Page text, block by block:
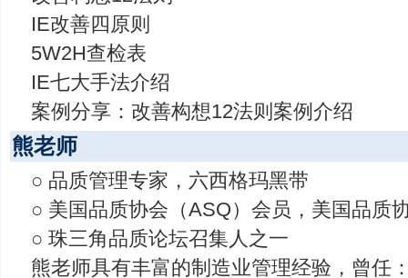
IE改善四原则
5W2H查检表
IE七大手法介绍
案例分享：改善构想12法则案例介绍
熊老师
○ 品质管理专家，六西格玛黑带
○ 美国品质协会（ASQ）会员，美国品质
○ 珠三角品质论坛召集人之一
熊老师具有丰富的制造业管理经验，曾任